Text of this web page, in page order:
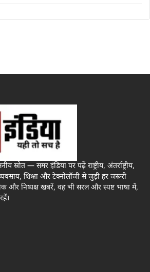
स्रोत — समर इंडिया पर पढ़ें राष्ट्रीय, अंतर्राष्ट्रीय,
शिक्षा और टेक्नोलॉजी से जुड़ी हर जरूरी
और निष्पक्ष खबरें, वह भी सरल और स्पष्ट भाषा में,